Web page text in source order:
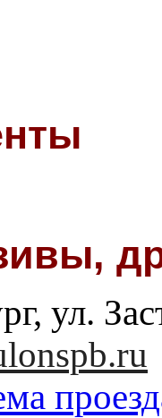
ул.